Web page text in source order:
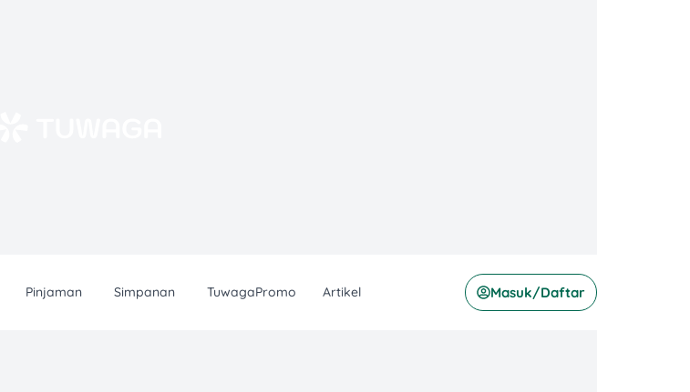
Pinjaman Simpanan TuwagaPromo Artikel Masuk/Daftar